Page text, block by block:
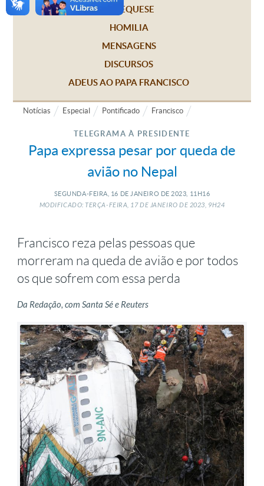
CATEQUESE
HOMILIA
MENSAGENS
DISCURSOS
ADEUS AO PAPA FRANCISCO
Notícias Especial Pontificado Francisco
TELEGRAMA À PRESIDENTE
Papa expressa pesar por queda de
avião no Nepal
SEGUNDA-FEIRA, 16 DE JANEIRO DE 2023, 11H16
MODIFICADO: TERÇA-FEIRA, 17DE JANEIRO DE 2023, 9H24
Francisco reza pelas pessoas que
morreram na queda de avião e por todos
os que sofrem com essa perda
Da Redação, com Santa Sé e Reuters